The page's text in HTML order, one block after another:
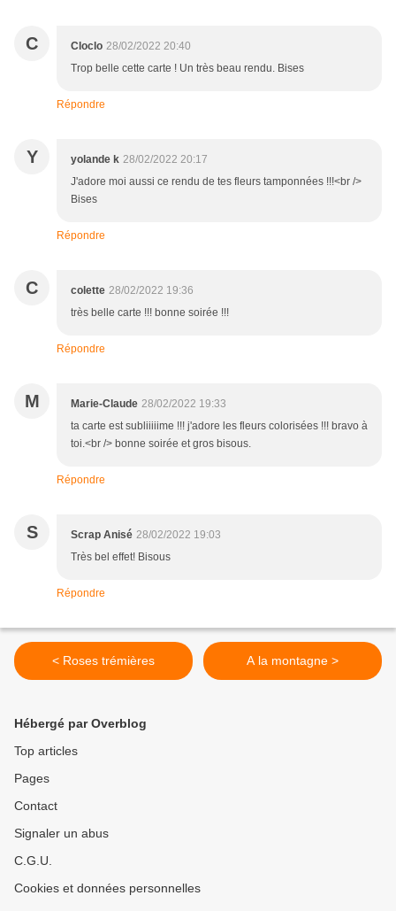
C Cloclo 28/02/2022 20:40
Trop belle cette carte ! Un très beau rendu. Bises
Répondre
Y yolande k 28/02/2022 20:17
J'adore moi aussi ce rendu de tes fleurs tamponnées !!!<br />
Bises
Répondre
C colette 28/02/2022 19:36
très belle carte !!! bonne soirée !!!
Répondre
M Marie-Claude 28/02/2022 19:33
ta carte est subliiiiime !!! j'adore les fleurs colorisées !!! bravo à
toi.<br /> bonne soirée et gros bisous.
Répondre
S Scrap Anisé 28/02/2022 19:03
Très bel effet! Bisous
Répondre
< Roses trémières A la montagne >
Hébergé par Overblog
Top articles
Pages
Contact
Signaler un abus
C.G.U.
Cookies et données personnelles